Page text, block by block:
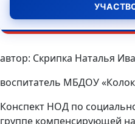
автор: Скрипка Наталья
воспитатель МБДОУ
Конспект НОД по
группе компенсирующей